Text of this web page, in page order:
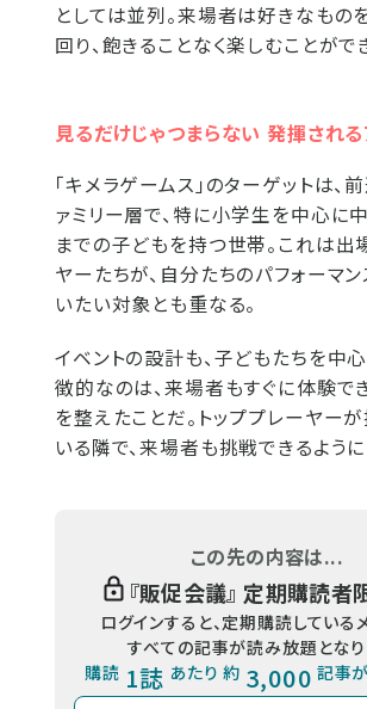
としては並列。来場者は好きなもの
回り、飽きることなく楽しむことがで
見るだけじゃつまらない 発揮され
「キメラゲームス」のターゲットは、
ァミリー層で、特に小学生を中心に
までの子どもを持つ世帯。これは出
ヤーたちが、自分たちのパフォーマ
いたい対象とも重なる。
イベントの設計も、子どもたちを中
徴的なのは、来場者もすぐに体験で
を整えたことだ。トッププレーヤー
いる隣で、来場者も挑戦できるよう
この先の内容は...
『販促会議』 定期購読者
ログインすると、定期購読している
すべての記事が読み放題となり
購読 1誌 あたり 約 3,000 記事